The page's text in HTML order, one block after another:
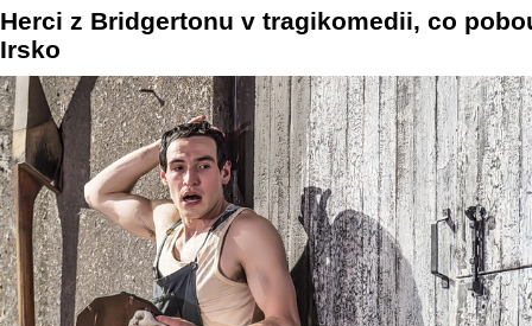
Herci z Bridgertonu v tragikomedii, co
Irsko